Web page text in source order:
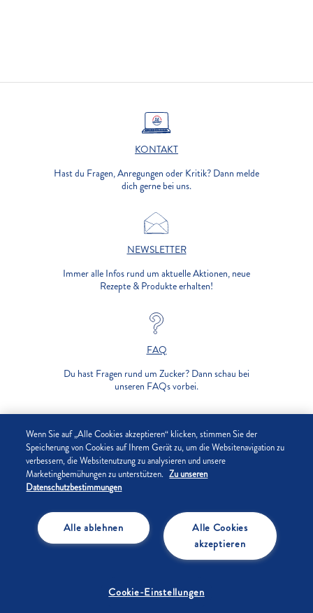
KONTAKT
Hast du Fragen, Anregungen oder Kritik? Dann melde
dich gerne bei uns.
NEWSLETTER
Immer alle Infos rund um aktuelle Aktionen, neue
Rezepte & Produkte erhalten!
FAQ
Du hast Fragen rund um Zucker? Dann schau bei
unseren FAQs vorbei.
UNTERNEHMEN
DATENSCHUTZ
COOKIE-EINSTELLUNGEN
Wenn Sie auf „Alle Cookies akzeptieren“ klicken, stimmen Sie der
Speicherung von Cookies auf Ihrem Gerät zu, um die Websitenavigation zu
verbessern, die Websitenutzung zu analysieren und unsere
Marketingbemühungen zu unterstützen. Zu unseren
Datenschutzbestimmungen
Alle Cookies
akzeptieren
Alle ablehnen
Cookie-Einstellungen